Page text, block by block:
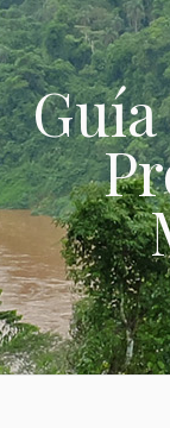
Skip to content
Guía